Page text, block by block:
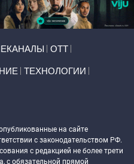
ОТТ
ТЕХНОЛОГИИ
на сайте
с законодательством РФ.
с редакцией не более трети
с обязательной прямой